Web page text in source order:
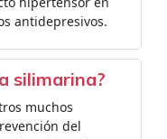
antidepresivos.
silimarina?
muchos
del